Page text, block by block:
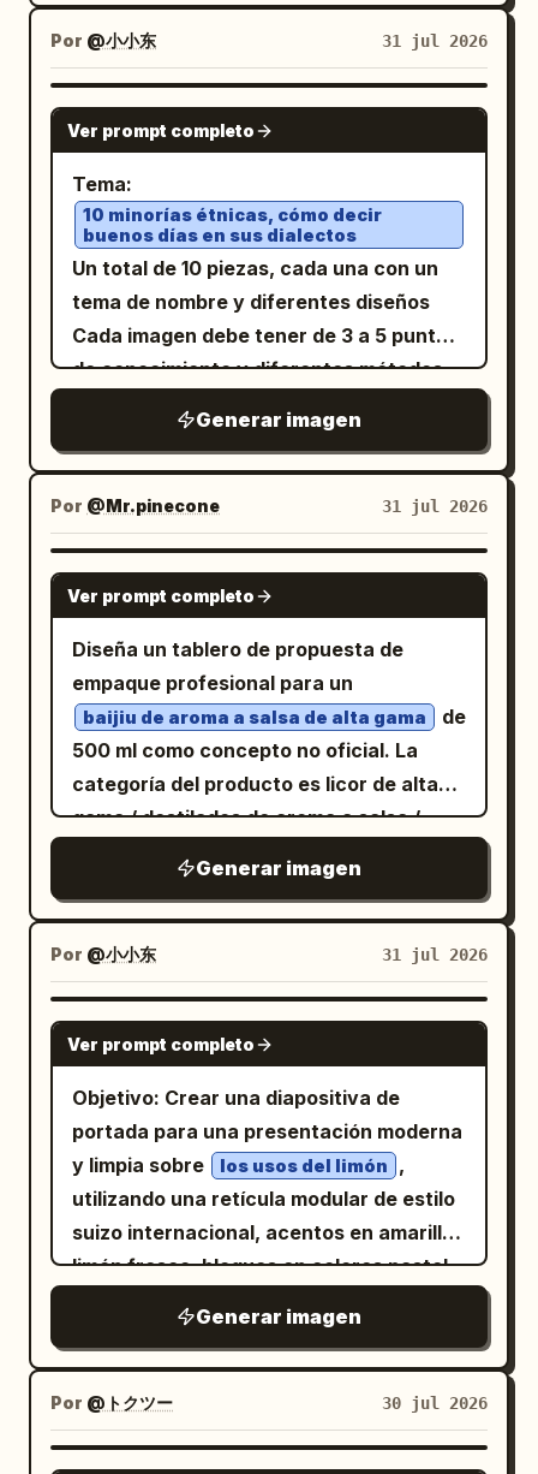
todo el cuerpo del texto oscuro y legible.
Replica con precisión el inglés, el IPA y el
chino simplificado proporcionados sin
añadir texto adicional.
publicación. Evita escenas complejas,
texturas decorativas, filtros vintage y
diseños desordenados.
izquierda, una gran campana de templo
de bronce cuelga de una viga de madera
horizontal gruesa mediante anillos y
cadenas de metal. La campana es
texturizada, con tachuelas en relieve,
paneles tallados y un borde inferior
festoneado. Una cuerda está atada al
badajo o al borde inferior de la campana
y se extiende diagonalmente hacia la
derecha. Personaje: En la parte inferior
hombre chino adulto de la antigüedad
con ropa tradicional oscura, agachado y
tirando de la cuerda con el cuerpo
inclinado hacia atrás. Se cubre ambos
oídos con las manos mientras intenta
robar o mover la campana. Tiene un
pantalones negros holgados, una faja
atada a la cintura, botas y una postura
cómica de tensión. Visualización del
sonido: Dibuja muchos anillos
concéntricos de ondas sonoras en color
rojo fino que irradien desde la campana
a través de todo el patio, pasando
alrededor del hombre para enfatizar que
Fondo: Incluye un suelo de patio
pavimentado con piedra, una pared de
patio pálida con paneles decorativos
tenues, un techo de tejas tradicional y
una estructura de puerta de madera a la
derecha, ramas de árboles con hojas
dispersas detrás de la pared y detalles
arquitectónicos de madera tallada a la
izquierda. Mantén el entorno
históricamente chino y ligeramente
rojo: “01” cerca de la campana que
suena y las ondas sonoras, “02” cerca
del hombre que se tapa los oídos y “03”
aproximadamente 490 × 957 px, fondo
negro carbón con márgenes estrechos y
apariencia de publicación de feed.
Diseño: En la parte superior, coloca una
cuadrícula de 2 × 2 con exactamente 4
miniaturas horizontales pequeñas con
separaciones oscuras delgadas. Debajo
de la cuadrícula, añade una marca
pequeña de dos caracteres que parezca
“**” o dos puntos blancos pequeños.
Debajo de eso, coloca 1 imagen de
fantasía horizontal grande que abarque
casi todo el ancho. Debajo de la imagen
cortas de texto de leyenda en blanco
alineadas a la izquierda. En la parte
inferior, coloca 1 imagen de fantasía
horizontal grande final que abarque casi
todo el ancho. Total de paneles de
imagen visibles: exactamente 6,
compuestos por 4 miniaturas pequeñas,
1 panel grande central y 1 panel grande
inferior. Sujeto de la imagen de fantasía:
Cada panel debe representar una
avenida de fantasía gótica épica similar
torres negras flotantes, con pavimento
de adoquines húmedos y reflectantes,
postes de luz y barandillas
ornamentados, árboles de otoño rojos y
naranjas a ambos lados, profundidad
atmosférica azul neblinosa, cascadas o
arcoíris giratorio luminoso en el cielo
sobre el castillo. El estilo debe parecerse
al arte conceptual de fantasía digital
dramática, iluminación pictórica y
arquitectura ornamentada. Concepto de
degradación: Las 4 miniaturas deben
verse muy similares entre sí, como si la
repetidamente. La imagen grande
central debe ser más nítida y grandiosa,
Por @小小东 31 jul 2026
GPT IMAGE 2
Ver prompt completo
Tema:
10 minorías étnicas, cómo decir
buenos días en sus dialectos
Un total de 10 piezas, cada una con un
tema de nombre y diferentes diseños
Cada imagen debe tener de 3 a 5 puntos
de conocimiento y diferentes métodos
Tipografía y fuentes profesionales de
calidad de colección Relación de
aspecto 3:4 No utilizar lógica de
números de serie
Generar imagen
Por @Mr.pinecone 31 jul 2026
GPT IMAGE 2
Ver prompt completo
Diseña un tablero de propuesta de
empaque profesional para un
baijiu de aroma a salsa de alta gama
de
500 ml como concepto no oficial. La
categoría del producto es licor de alta
gama / destilados de aroma a salsa /
vidrio, orientado a regalos de alto valor
neto, colecciones personales, regalos
corporativos y banquetes de negocios.
Los escenarios de venta y transporte
cubren exhibición en tiendas boutique,
regalos para festividades, entrega por
comercio electrónico y transporte en
caja exterior secundaria. El estilo utiliza
una combinación derivada del Modo
Automático: el estilo principal es
Patrimonio Intangible Antiguo,
complementado con jerarquía de
información y orden modular
Internacional Moderno, enfatizando las
técnicas de elaboración, el
envejecimiento, la cultura de origen y la
expresión de marca de alta gama
moderna, evitando clichés como negro-
Generar imagen
Por @小小东 31 jul 2026
GPT IMAGE 2
Ver prompt completo
Objetivo: Crear una diapositiva de
portada para una presentación moderna
y limpia sobre
los usos del limón
,
utilizando una retícula modular de estilo
suizo internacional, acentos en amarillo
limón fresco, bloques en colores pastel
enfocada en salud y estilo de vida.
Lienzo: Diapositiva de presentación en
formato panorámico 16:9, fondo blanco
hueso, márgenes amplios, tipografía
vectorial nítida, sin marcas de agua.
Generar imagen
Por @トクツー 30 jul 2026